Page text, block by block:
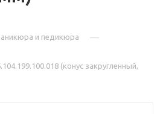
и педикюра —
(конус закругленный,